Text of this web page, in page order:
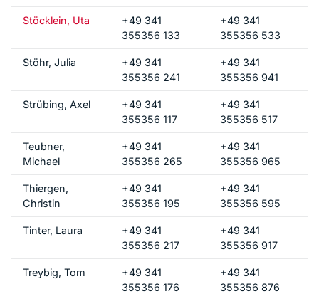
Stöcklein, Uta
+49 341
355356 133
+49 341
355356 533
Stöhr, Julia
+49 341
355356 241
+49 341
355356 941
Strübing, Axel
+49 341
355356 117
+49 341
355356 517
Teubner,
Michael
+49 341
355356 265
+49 341
355356 965
Thiergen,
Christin
+49 341
355356 195
+49 341
355356 595
Tinter, Laura
+49 341
355356 217
+49 341
355356 917
Treybig, Tom
+49 341
355356 176
+49 341
355356 876